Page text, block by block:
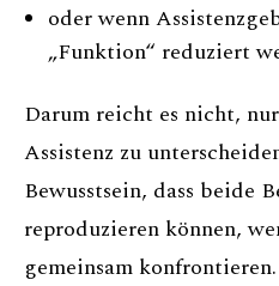
oder wenn
„Funktion“ reduziert
Darum reicht es nicht,
Assistenz zu
Bewusstsein, dass beide
reproduzieren können,
gemeinsam